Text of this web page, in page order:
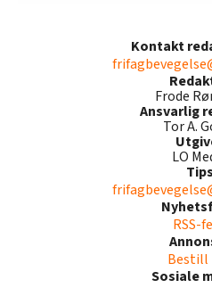
Kontakt
Frode
Ansvarlig
Tor A.
LO
Tips
RSS-
Bestill
Sosiale